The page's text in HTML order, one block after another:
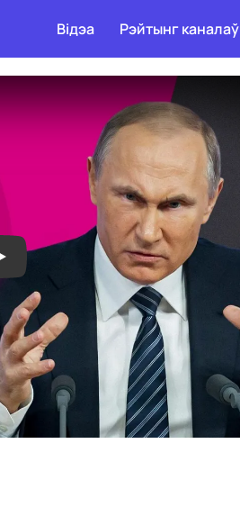
Відэа Рэйтынг каналаў